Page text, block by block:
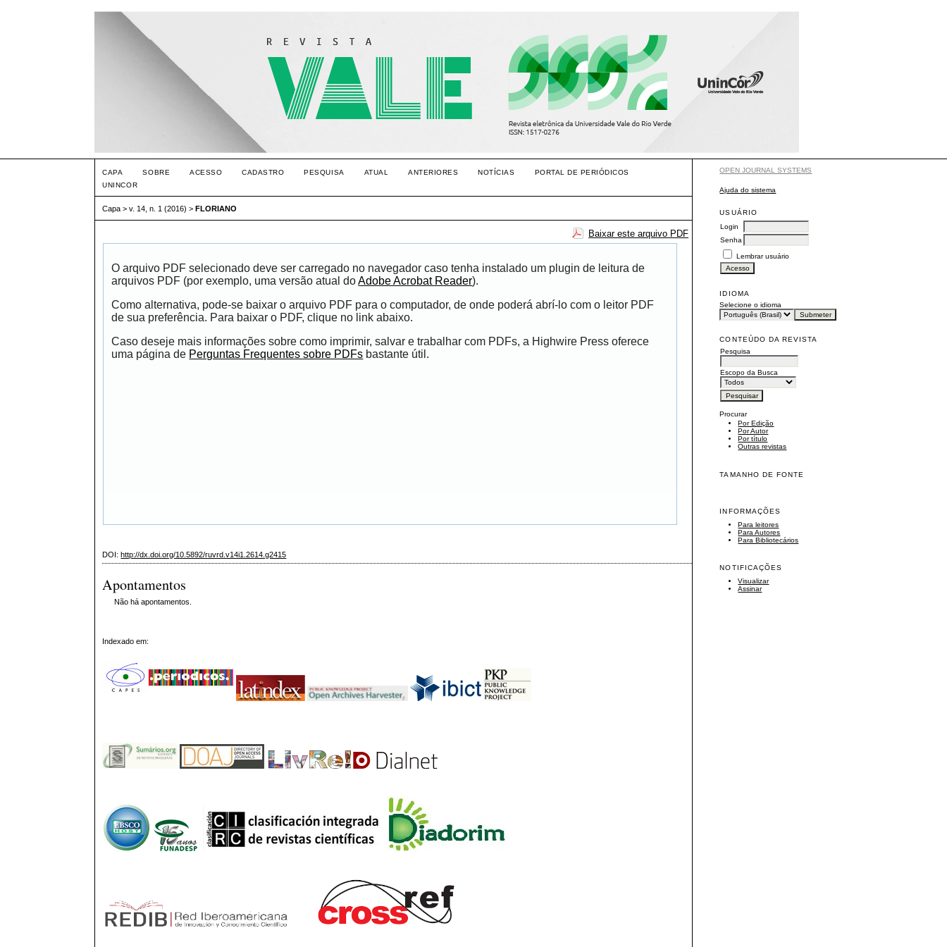
OPEN JOURNAL SYSTEMS
Ajuda do sistema
USUÁRIO
Login
Senha
Lembrar usuário
IDIOMA
Selecione o idioma
CONTEÚDO DA REVISTA
Pesquisa
Escopo da Busca
Procurar
Por Edição
Por Autor
Por título
Outras revistas
TAMANHO DE FONTE
INFORMAÇÕES
Para leitores
Para Autores
Para Bibliotecários
NOTIFICAÇÕES
Visualizar
Assinar
CAPA SOBRE ACESSO CADASTRO PESQUISA ATUAL ANTERIORES NOTÍCIAS
PORTAL DE PERIÓDICOS
UNINCOR
Capa >v. 14, n. 1 (2016) >FLORIANO
Baixar este arquivo PDF
O arquivo PDF selecionado deve ser carregado no navegador caso tenha instalado um plugin de leitura de
arquivos PDF (por exemplo, uma versão atual doAdobe Acrobat Reader).
Como alternativa, pode-se baixar o arquivo PDF para o computador, de onde poderá abrí-lo com o leitor PDF
de sua preferência. Para baixar o PDF, clique no link abaixo.
Caso deseje mais informações sobre como imprimir, salvar e trabalhar com PDFs, a Highwire Press oferece
uma página de Perguntas Frequentes sobre PDFs bastante útil.
DOI:http://dx.doi.org/10.5892/ruvrd.v14i1.2614.g2415
Apontamentos
Não há apontamentos.
Indexado em: